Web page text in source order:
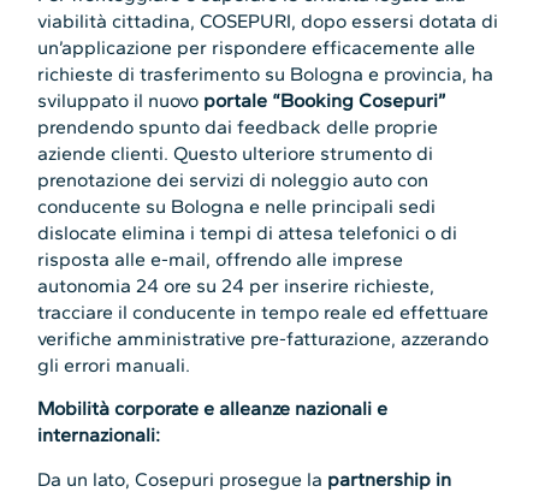
viabilità cittadina, COSEPURI, dopo essersi dotata di
un’applicazione per rispondere efficacemente alle
richieste di trasferimento su Bologna e provincia, ha
sviluppato il nuovo portale “Booking Cosepuri”
prendendo spunto dai feedback delle proprie
aziende clienti. Questo ulteriore strumento di
prenotazione dei servizi di noleggio auto con
conducente su Bologna e nelle principali sedi
dislocate elimina i tempi di attesa telefonici o di
risposta alle e-mail, offrendo alle imprese
autonomia 24 ore su 24 per inserire richieste,
tracciare il conducente in tempo reale ed effettuare
verifiche amministrative pre-fatturazione, azzerando
gli errori manuali.
Mobilità corporate e alleanze nazionali e
internazionali:
Da un lato, Cosepuri prosegue la partnership in